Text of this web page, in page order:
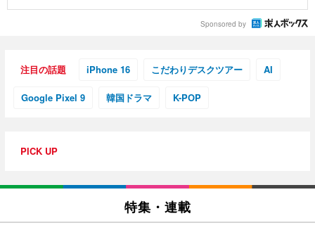
Sponsored by
注目の話題 iPhone 16 こだわりデスクツアー AI
Google Pixel 9 韓国ドラマ K-POP
PICK UP
特集・連載